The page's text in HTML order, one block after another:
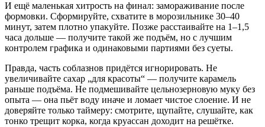
И ещё маленькая хитрость на финал: замораживание после
формовки. Сформируйте, схватите в морозильнике 30–40
минут, затем плотно упакуйте. Позже расстаивайте на 1–1,5
часа дольше — получите такой же подъём, но с лучшим
контролем графика и одинаковыми партиями без суеты.
Правда, часть соблазнов придётся игнорировать. Не
увеличивайте сахар „для красоты“ — получите карамель
раньше подъёма. Не подмешивайте цельнозерновую муку без
опыта — она пьёт воду иначе и ломает чистое слоение. И не
доверяйте только таймеру: смотрите, щупайте, слушайте, как
тонко трещит корка, когда круассан доходит на решётке.